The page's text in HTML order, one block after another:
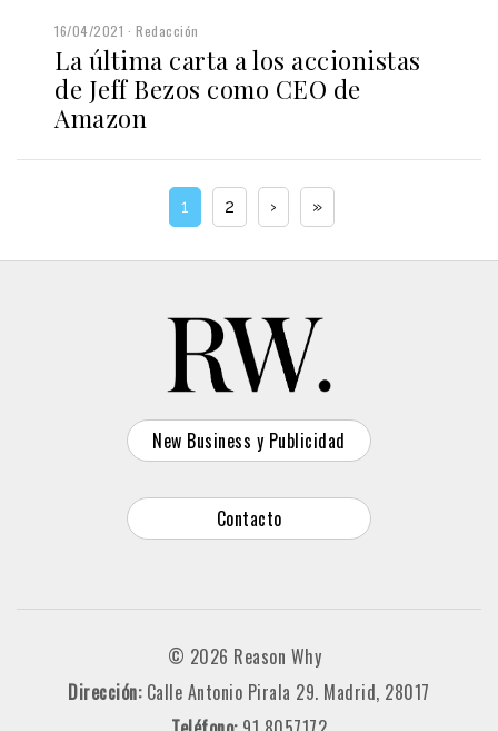
16/04/2021 Redacción
La última carta a los accionistas
de Jeff Bezos como CEO de
Amazon
1 2 › »
New Business y Publicidad
Contacto
© 2026 Reason Why
Dirección: Calle Antonio Pirala 29. Madrid, 28017